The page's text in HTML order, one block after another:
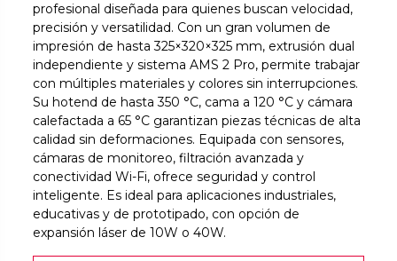
profesional diseñada para quienes buscan velocidad,
precisión y versatilidad. Con un gran volumen de
impresión de hasta 325×320×325 mm, extrusión dual
independiente y sistema AMS 2 Pro, permite trabajar
con múltiples materiales y colores sin interrupciones.
Su hotend de hasta 350 °C, cama a 120 °C y cámara
calefactada a 65 °C garantizan piezas técnicas de alta
calidad sin deformaciones. Equipada con sensores,
cámaras de monitoreo, filtración avanzada y
conectividad Wi-Fi, ofrece seguridad y control
inteligente. Es ideal para aplicaciones industriales,
educativas y de prototipado, con opción de
expansión láser de 10W o 40W.